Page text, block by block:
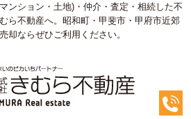
ンション・土地)・仲介・査定・相続した不
ら不動産へ。昭和町・甲斐市・甲府市近郊
却ならぜひご利用ください。